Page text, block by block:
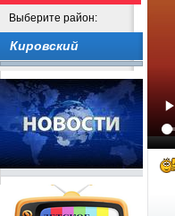
Выберите район:
Кировский